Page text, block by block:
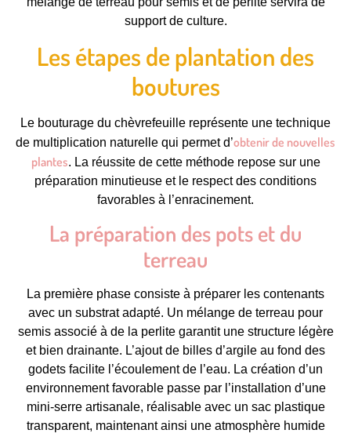
support de culture.
Les étapes de plantation des
boutures
Le bouturage du chèvrefeuille représente une technique
de multiplication naturelle qui permet d’obtenir de nouvelles
plantes. La réussite de cette méthode repose sur une
préparation minutieuse et le respect des conditions
favorables à l’enracinement.
La préparation des pots et du
terreau
La première phase consiste à préparer les contenants
avec un substrat adapté. Un mélange de terreau pour
semis associé à de la perlite garantit une structure légère
et bien drainante. L’ajout de billes d’argile au fond des
godets facilite l’écoulement de l’eau. La création d’un
environnement favorable passe par l’installation d’une
mini-serre artisanale, réalisable avec un sac plastique
transparent, maintenant ainsi une atmosphère humide